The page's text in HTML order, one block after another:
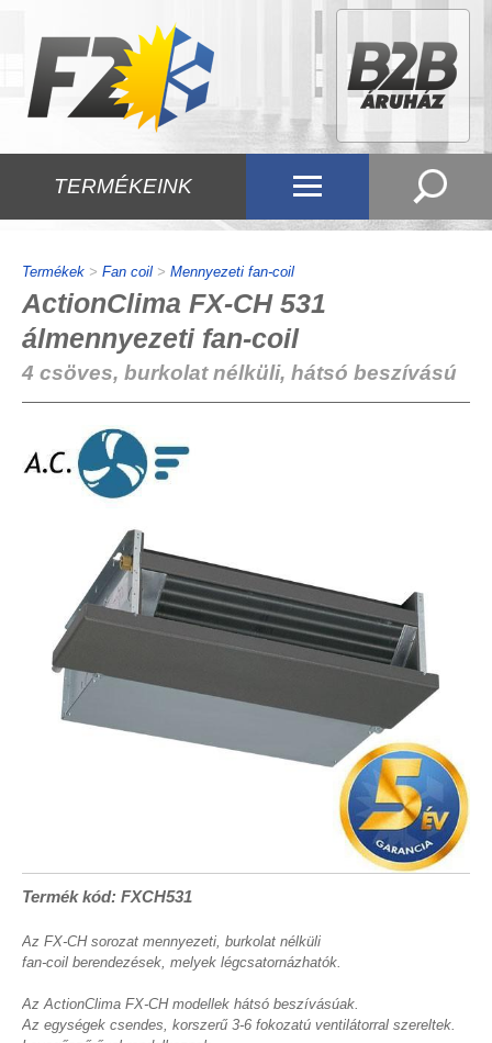
TERMÉKEINK
Termékek > Fan coil > Mennyezeti fan-coil
ActionClima FX-CH 531
álmennyezeti fan-coil
4 csöves, burkolat nélküli, hátsó beszívású
Termék kód: FXCH531
Az FX-CH sorozat mennyezeti, burkolat nélküli
fan-coil berendezések, melyek légcsatornázhatók.
Az ActionClima FX-CH modellek hátsó beszívásúak.
Az egységek csendes, korszerű 3-6 fokozatú ventilátorral szereltek.